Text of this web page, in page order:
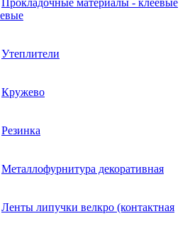
Прокладочные материалы - клеевые
Утеплители
Кружево
Резинка
Металлофурнитура декоративная
Ленты липучки велкро (контактная